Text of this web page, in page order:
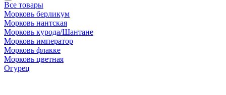
Все товары
Морковь берликум
Морковь нантская
Морковь курода/Шантане
Морковь император
Морковь флакке
Морковь цветная
Огурец